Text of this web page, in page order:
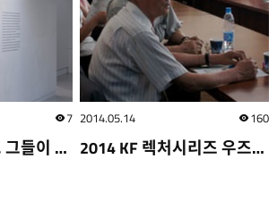
조회수
7
'디에고와 프리다, 그들이 함께한 순간들' 개막
2014.05.14 조회
160
2014 KF 렉처시리즈 우즈베키스탄 개최